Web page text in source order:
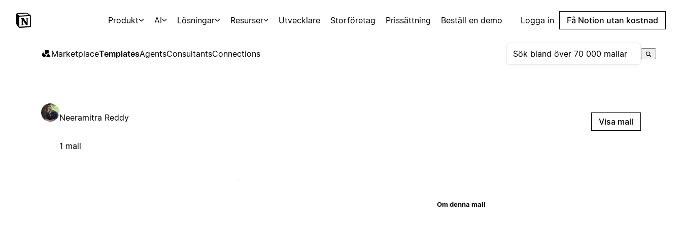
Produkt AI Lösningar Resurser Utvecklare Storföretag Prissättning Beställ en demo Logga in Få Notion utan kostnad
MarketplaceTemplatesAgentsConsultantsConnections
Neeramitra Reddy
1 mall
Visa mall
Om denna mall